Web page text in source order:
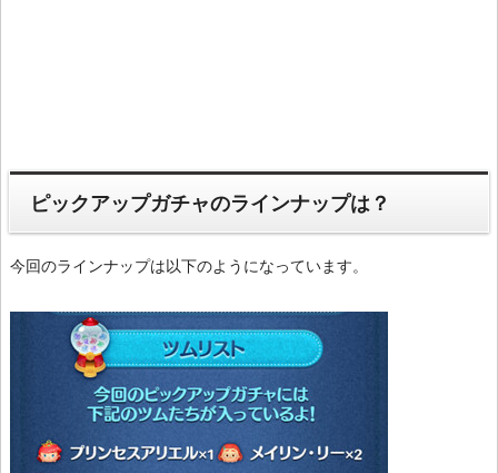
ピックアップガチャのラインナップは？
今回のラインナップは以下のようになっています。